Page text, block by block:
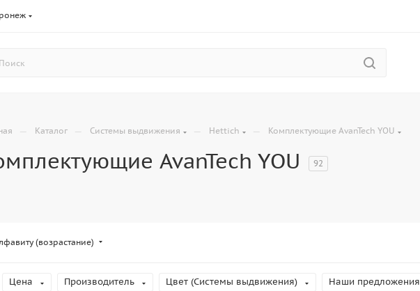
— Каталог — Системы выдвижения — Hettich — Комплектующие AvanTech YOU
AvanTech YOU 92
(возрастание)
Цена Производитель Цвет (Системы выдвижения) Наши предложения